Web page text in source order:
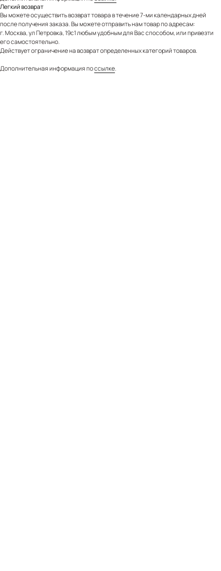
Легкий возврат
Вы можете осуществить возврат товара в течение 7-ми календарных дней
после получения заказа. Вы можете отправить нам товар по адресам:
г. Москва, ул Петровка, 19с1 любым удобным для Вас способом, или привезти
его самостоятельно.
Действует ограничение на возврат определенных категорий товаров.
Дополнительная информация поссылке.